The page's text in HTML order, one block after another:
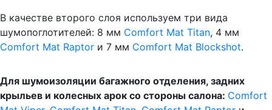
В качестве второго слоя используем три вида
шумопоглотителей: 8 мм Comfort Mat Titan, 4 мм
Comfort Mat Raptor и 7 мм Comfort Mat Blockshot.
Для шумоизоляции багажного отделения, задних
крыльев и колесных арок со стороны салона: Comfort